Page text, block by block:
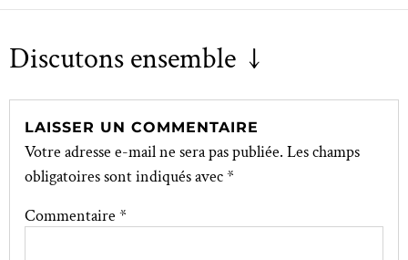
Discutons ensemble ↓
LAISSER UN COMMENTAIRE
Votre adresse e-mail ne sera pas publiée. Les champs
obligatoires sont indiqués avec*
Commentaire *